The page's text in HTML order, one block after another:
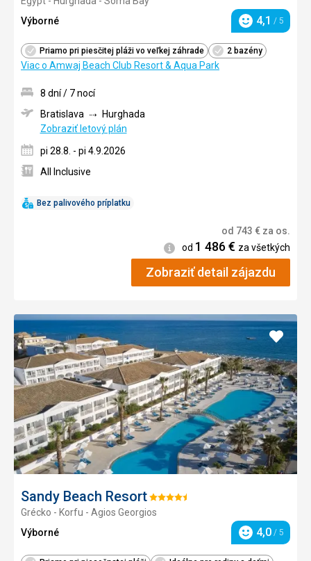
Výborné
Hodnotenie
4,1 / 5
Priamo pri piesčitej pláži vo veľkej záhrade 2 bazény
Viac o Amwaj Beach Club Resort & Aqua Park
Bez palivového príplatku
8 dní / 7 nocí
Bratislava
Hurghada
Zobraziť letový plán
pi 28.8. - pi 4.9.2026
All Inclusive
od 743 € za os.
Informácie
od 1 486€ za všetkých
Zobraziť detail zájazdu
Sandy Beach ResortHodnotenie:
4.5/5
Grécko - Korfu - Agios Georgios
Výborné
Hodnotenie
4,0 / 5
Pridať